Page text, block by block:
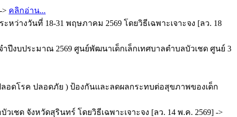
> คลิกอ่าน...
ว่างวันที่ 18-31 พฤษภาคม 2569 โดยวิธีเฉพาะเจาะจง [ลว. 18
ำปีงบประมาณ 2569 ศูนย์พัฒนาเด็กเล็กเทศบาลตำบลบัวเชด ศูนย์ 3
ลอดโรค ปลอดภัย ) ป้องกันและลดผลกระทบต่อสุขภาพของเด็ก
ชด จังหวัดสุรินทร์ โดยวิธีเฉพาะเจาะจง [ลว. 14 พ.ค. 2569] ->